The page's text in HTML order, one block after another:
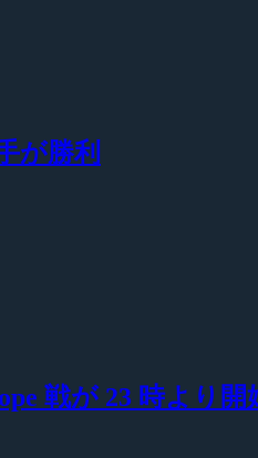
が勝利
戦が 23 時より開